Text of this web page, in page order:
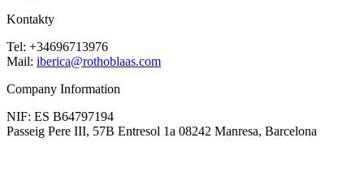
Kontakty
Tel: +34696713976
Mail: iberica@rothoblaas.com
Company Information
NIF: ES B64797194
Passeig Pere III, 57B Entresol 1a 08242 Manresa, Barcelona